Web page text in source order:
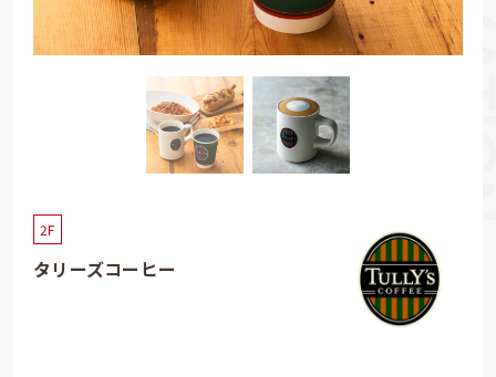
2F
タリーズコーヒー